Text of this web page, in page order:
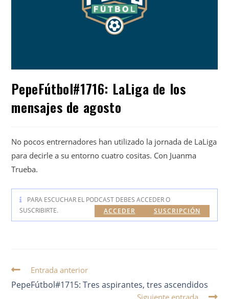
PepeFútbol#1716: LaLiga de los
mensajes de agosto
No pocos entrernadores han utilizado la jornada de LaLiga
para decirle a su entorno cuatro cositas. Con Juanma
Trueba.
PARA ESCUCHAR EL PODCAST DEBES ACCEDER O
SUSCRIBIRTE.
SUSCRIPCIÓN
ACCEDER
Entrada anterior
PepeFútbol#1715: Tres aspirantes, tres ascendidos
Siguiente entrada